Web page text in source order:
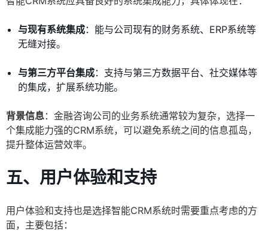
与现有系统集成：能与公司现有的财务系统、ERP系统等
无缝对接。
与第三方平台集成：支持与第三方数据平台、社交媒体等
的集成，扩展系统功能。
背景信息：金融咨询公司的业务系统通常较为复杂，选择一
个集成能力强的CRM系统，可以避免系统之间的信息孤岛，
提升整体运营效率。
五、用户体验和支持
用户体验和支持也是选择智能CRM系统时需要重点考虑的方
面，主要包括：